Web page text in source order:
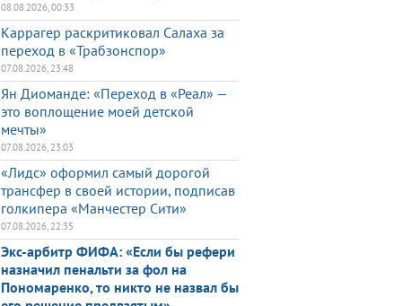
08.08.2026, 00:33
Каррагер раскритиковал Салаха за
переход в «Трабзонспор»
07.08.2026, 23:48
Ян Диоманде: «Переход в «Реал» —
это воплощение моей детской
мечты»
07.08.2026, 23:03
«Лидс» оформил самый дорогой
трансфер в своей истории, подписав
голкипера «Манчестер Сити»
07.08.2026, 22:35
Экс-арбитр ФИФА: «Если бы рефери
назначил пенальти за фол на
Пономаренко, то никто не назвал бы